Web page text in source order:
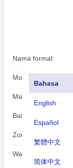
Bahasa
English
Español
繁體中文
简体中文
Nama formal:
Modal:
Mata uang:
Bahasa:
Zona waktu:
Waktu musim panas: